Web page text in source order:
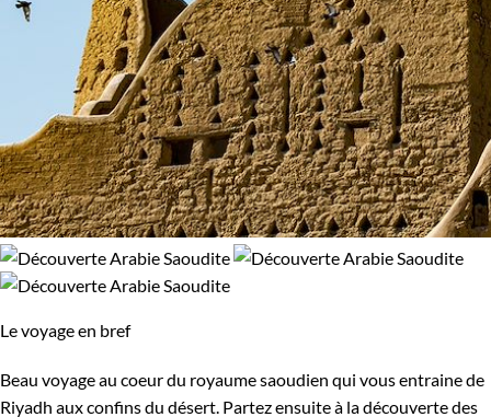
Le voyage en bref
Beau voyage au coeur du royaume saoudien qui vous entraine de
Riyadh aux confins du désert. Partez ensuite à la découverte des